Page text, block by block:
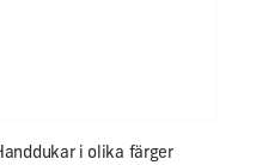
i olika färger